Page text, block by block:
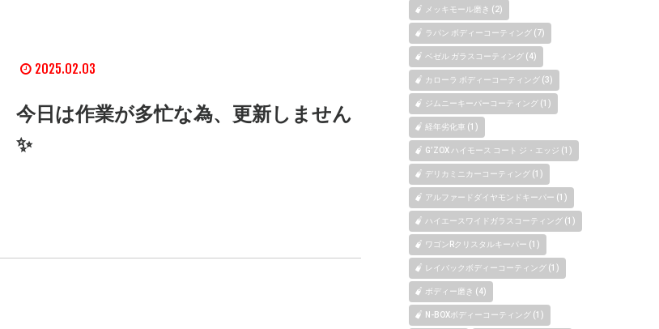
2025.02.03
今日は作業が多忙な為、更新しません
✨
メッキモール磨き (2)
ラパン ボディーコーティング (7)
ベゼル ガラスコーティング (4)
カローラ ボディーコーティング (3)
ジムニーキーパーコーティング (1)
経年劣化車 (1)
G’ZOX ハイモース コート ジ・エッジ (1)
デリカミニカーコーティング (1)
アルファードダイヤモンドキーパー (1)
ハイエースワイドガラスコーティング (1)
ワゴンRクリスタルキーパー (1)
レイバックボディーコーティング (1)
ボディー磨き (4)
N-BOXボディーコーティング (1)